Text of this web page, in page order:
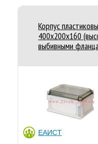
Корпус
400x200x160
выбивными
ЕАИСТ